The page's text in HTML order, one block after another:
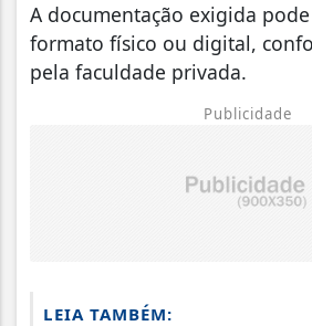
A documentação exigida
formato físico ou digital,
pela faculdade privada.
Publicidade
LEIA TAMBÉM: